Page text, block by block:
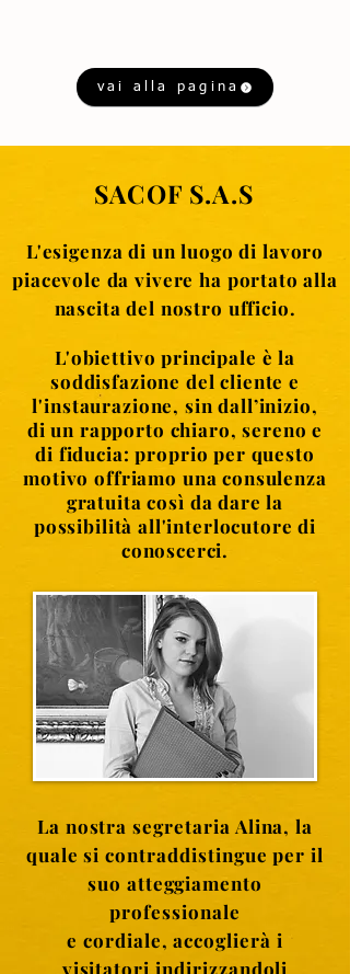
vai alla pagina
SACOF S.A.S
L'esigenza di un luogo di lavoro
piacevole da vivere ha portato alla
nascita del nostro ufficio.
L'obiettivo principale è la
soddisfazione del cliente e
l'instaurazione, sin dall’inizio,
di un rapporto chiaro, sereno e
di fiducia: proprio per questo
motivo offriamo una consulenza
gratuita così da dare la
possibilità all'interlocutore di
conoscerci.
La nostra segretaria Alina, la
quale si contraddistingue per il
suo atteggiamento
professionale
e cordiale, accoglierà i
visitatori indirizzandoli